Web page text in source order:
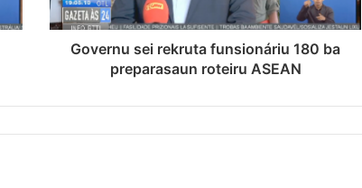
Governu sei rekruta funsionáriu 180 ba
preparasaun roteiru ASEAN